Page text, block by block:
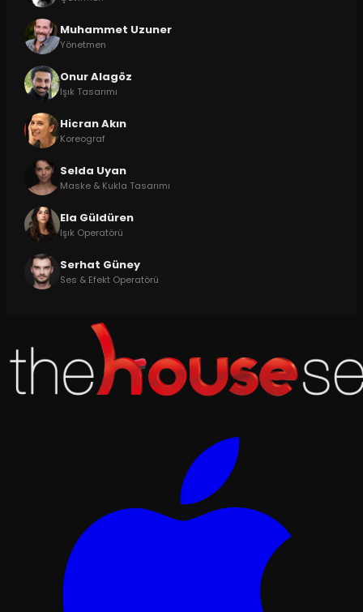
Muhammet Uzuner
Yönetmen
Onur Alagöz
Işık Tasarımı
Hicran Akın
Koreograf
Selda Uyan
Maske & Kukla Tasarımı
Ela Güldüren
Işık Operatörü
Serhat Güney
Ses & Efekt Operatörü